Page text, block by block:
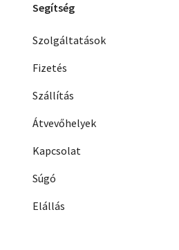
Segítség
Szolgáltatások
Fizetés
Szállítás
Átvevőhelyek
Kapcsolat
Súgó
Elállás